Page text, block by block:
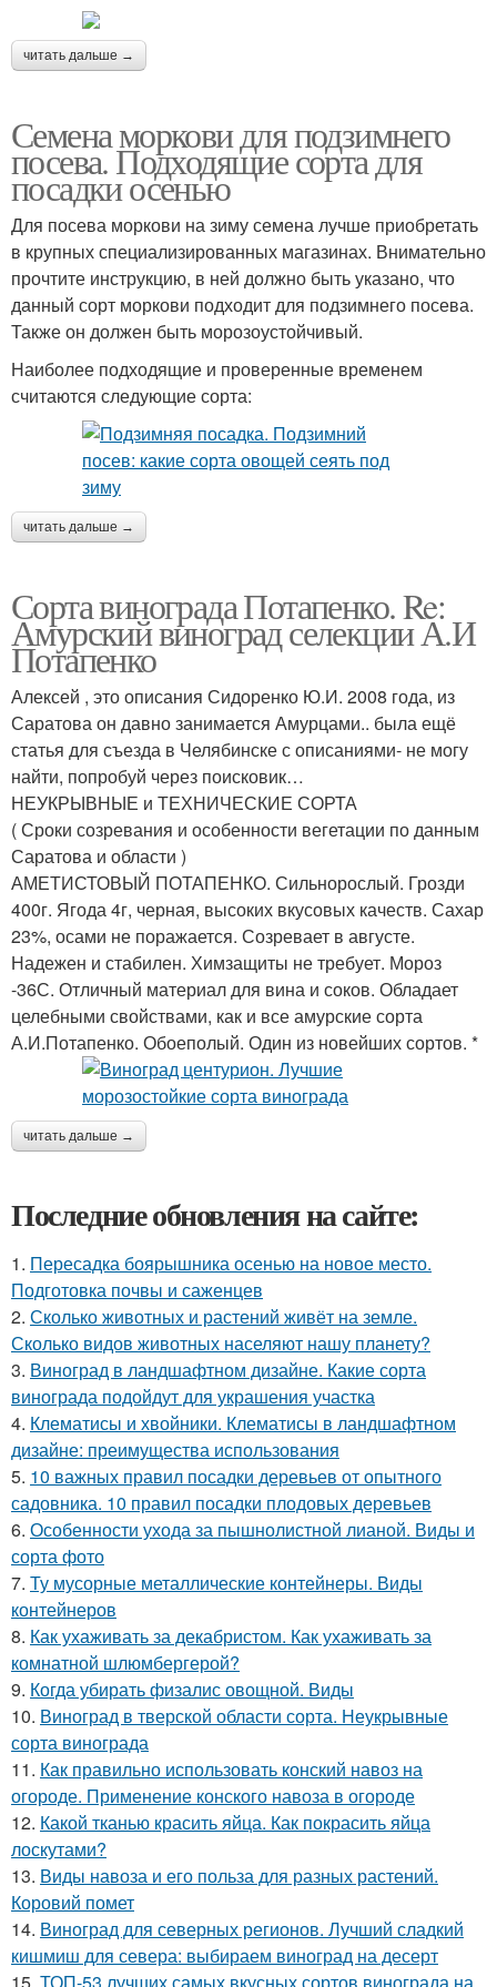
читать дальше →
Семена моркови для подзимнего
посева. Подходящие сорта для
посадки осенью
Для посева моркови на зиму семена лучше приобретать
в крупных специализированных магазинах. Внимательно
прочтите инструкцию, в ней должно быть указано, что
данный сорт моркови подходит для подзимнего посева.
Также он должен быть морозоустойчивый.
Наиболее подходящие и проверенные временем
считаются следующие сорта:
читать дальше →
Сорта винограда Потапенко. Re:
Амурский виноград селекции А.И
Потапенко
Алексей , это описания Сидоренко Ю.И. 2008 года, из
Саратова он давно занимается Амурцами.. была ещё
статья для съезда в Челябинске с описаниями- не могу
найти, попробуй через поисковик…
НЕУКРЫВНЫЕ и ТЕХНИЧЕСКИЕ СОРТА
( Сроки созревания и особенности вегетации по данным
Саратова и области )
АМЕТИСТОВЫЙ ПОТАПЕНКО. Сильнорослый. Грозди
400г. Ягода 4г, черная, высоких вкусовых качеств. Сахар
23%, осами не поражается. Созревает в августе.
Надежен и стабилен. Химзащиты не требует. Мороз
-36С. Отличный материал для вина и соков. Обладает
целебными свойствами, как и все амурские сорта
А.И.Потапенко. Обоеполый. Один из новейших сортов. *
читать дальше →
Последние обновления на сайте:
1. Пересадка боярышника осенью на новое место.
Подготовка почвы и саженцев
2. Сколько животных и растений живёт на земле.
Сколько видов животных населяют нашу планету?
3. Виноград в ландшафтном дизайне. Какие сорта
винограда подойдут для украшения участка
4. Клематисы и хвойники. Клематисы в ландшафтном
дизайне: преимущества использования
5. 10 важных правил посадки деревьев от опытного
садовника. 10 правил посадки плодовых деревьев
6. Особенности ухода за пышнолистной лианой. Виды и
сорта фото
7. Ту мусорные металлические контейнеры. Виды
контейнеров
8. Как ухаживать за декабристом. Как ухаживать за
комнатной шлюмбергерой?
9. Когда убирать физалис овощной. Виды
10. Виноград в тверской области сорта. Неукрывные
сорта винограда
11. Как правильно использовать конский навоз на
огороде. Применение конского навоза в огороде
12. Какой тканью красить яйца. Как покрасить яйца
лоскутами?
13. Виды навоза и его польза для разных растений.
Коровий помет
14. Виноград для северных регионов. Лучший сладкий
кишмиш для севера: выбираем виноград на десерт